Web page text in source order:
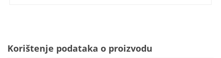
Korištenje podataka o proizvodu